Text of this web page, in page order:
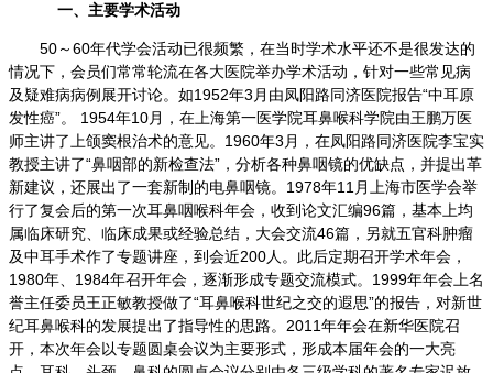
一、主要学术活动
50～60年代学会活动已很频繁，在当时学术水平还不是很发达的
情况下，会员们常常轮流在各大医院举办学术活动，针对一些常见病
及疑难病病例展开讨论。如1952年3月由凤阳路同济医院报告“中耳原
发性癌”。 1954年10月，在上海第一医学院耳鼻喉科学院由王鹏万医
师主讲了上颌窦根治术的意见。1960年3月，在凤阳路同济医院李宝实
教授主讲了“鼻咽部的新检查法”，分析各种鼻咽镜的优缺点，并提出革
新建议，还展出了一套新制的电鼻咽镜。1978年11月上海市医学会举
行了复会后的第一次耳鼻咽喉科年会，收到论文汇编96篇，基本上均
属临床研究、临床成果或经验总结，大会交流46篇，另就五官科肿瘤
及中耳手术作了专题讲座，到会近200人。此后定期召开学术年会，
1980年、1984年召开年会，逐渐形成专题交流模式。1999年年会上名
誉主任委员王正敏教授做了“耳鼻喉科世纪之交的遐思”的报告，对新世
纪耳鼻喉科的发展提出了指导性的思路。2011年年会在新华医院召
开，本次年会以专题圆桌会议为主要形式，形成本届年会的一大亮